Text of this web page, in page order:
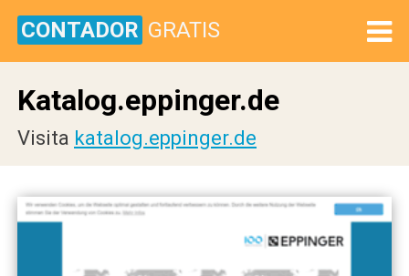
CONTADOR GRATIS
Katalog.eppinger.de
Visita katalog.eppinger.de